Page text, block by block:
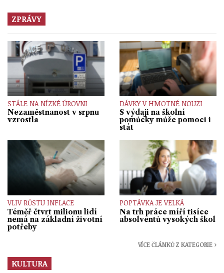
ZPRÁVY
STÁLE NA NÍZKÉ ÚROVNI
Nezaměstnanost v srpnu
vzrostla
DÁVKY V HMOTNÉ NOUZI
S výdaji na školní
pomůcky může pomoci i
stát
VLIV RŮSTU INFLACE
Téměř čtvrt milionu lidí
nemá na základní životní
potřeby
POPTÁVKA JE VELKÁ
Na trh práce míří tisíce
absolventů vysokých škol
VÍCE ČLÁNKŮ Z KATEGORIE ›
KULTURA